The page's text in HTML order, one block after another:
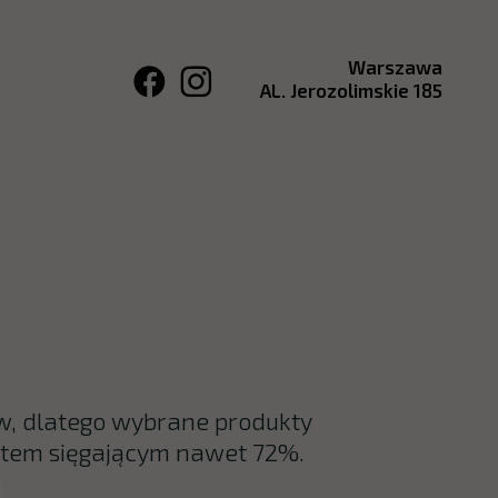
Warszawa
AL. Jerozolimskie 185
dlatego wybrane produkty
sięgającym nawet 72%.